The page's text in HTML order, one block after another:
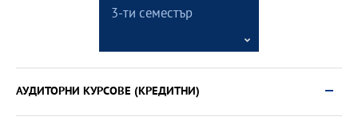
3-ти семестър
АУДИТОРНИ КУРСОВЕ (КРЕДИТНИ)